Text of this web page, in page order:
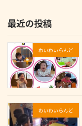
最近の投稿
わいわいらんど
わいわいらんど